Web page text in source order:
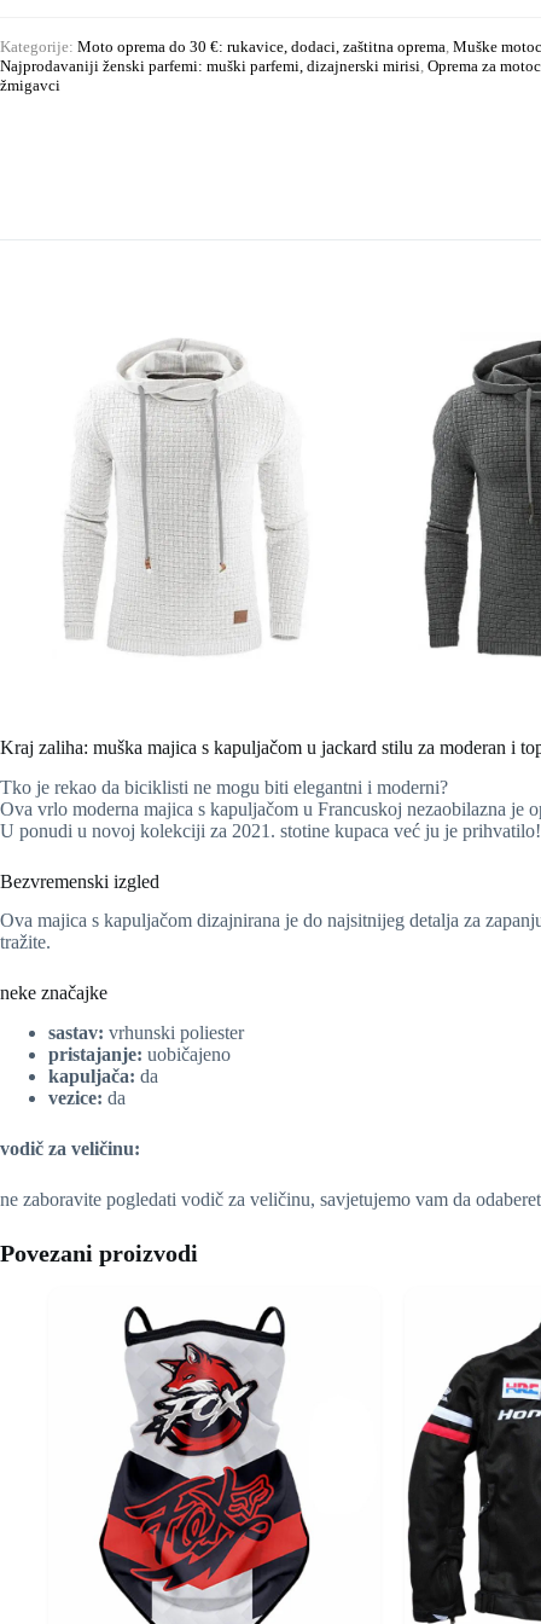
Kategorije: Moto oprema do 30 €: rukavice, dodaci, zaštitna oprema Muške
Najprodavaniji ženski parfemi: muški parfemi, dizajnerski mirisi Oprema za
žmigavci
Kraj zaliha: muška majica s kapuljačom u jackard stilu za moderan i
Tko je rekao da biciklisti ne mogu biti elegantni i moderni?
Ova vrlo moderna majica s kapuljačom u Francuskoj nezaobilazna je
U ponudi u novoj kolekciji za 2021. stotine kupaca već ju je prihvatilo!
Bezvremenski izgled
Ova majica s kapuljačom dizajnirana je do najsitnijeg detalja za
tražite.
neke značajke
sastav: vrhunski poliester
pristajanje: uobičajeno
kapuljača: da
vezice: da
vodič za veličinu:
ne zaboravite pogledati vodič za veličinu, savjetujemo vam da
Povezani proizvodi